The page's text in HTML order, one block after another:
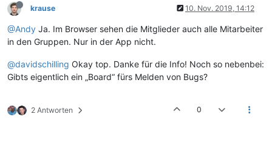
krause 10. Nov. 2019, 14:12
@Andy Ja. Im Browser sehen die Mitglieder auch alle Mitarbeiter
in den Gruppen. Nur in der App nicht.
@davidschilling Okay top. Danke für die Info! Noch so nebenbei:
Gibts eigentlich ein „Board“ fürs Melden von Bugs?
2 Antworten 0